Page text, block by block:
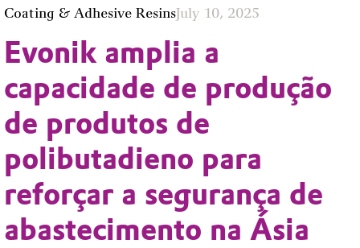
Coating & Adhesive ResinsJuly 10, 2025
Evonik amplia a
capacidade de produção
de produtos de
polibutadieno para
reforçar a segurança de
abastecimento na Ásia